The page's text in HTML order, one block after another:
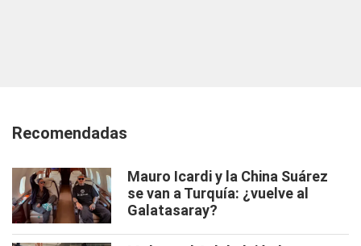
Recomendadas
Mauro Icardi y la China Suárez
se van a Turquía: ¿vuelve al
Galatasaray?